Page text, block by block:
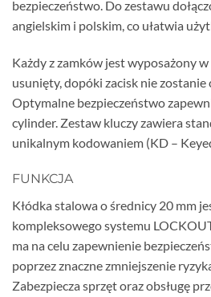
bezpieczeństwo. Do zestawu
angielskim i polskim, co ułatwia
Każdy z zamków jest wyposażony
usunięty, dopóki zacisk nie zostanie
Optymalne bezpieczeństwo
cylinder. Zestaw kluczy zawiera
unikalnym kodowaniem (KD –
FUNKCJA
Kłódka stalowa o średnicy 20 mm
kompleksowego systemu
ma na celu zapewnienie
poprzez znaczne zmniejszenie
Zabezpiecza sprzęt oraz obsługę